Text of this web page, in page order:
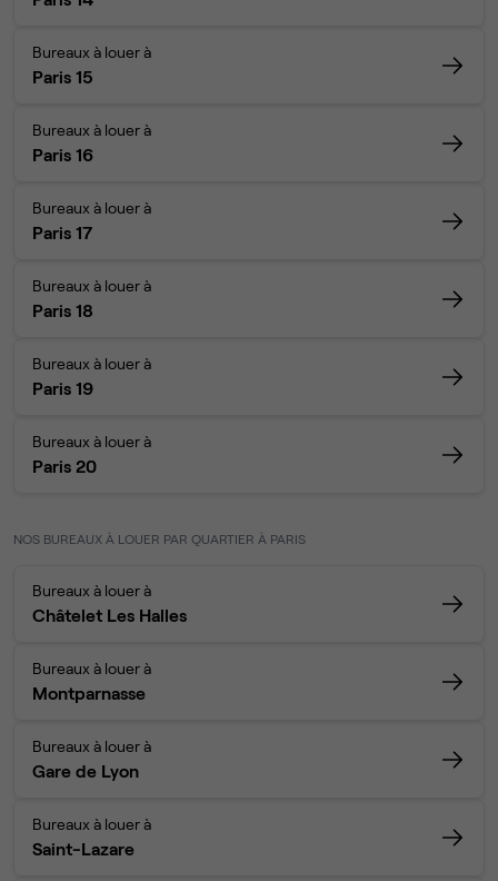
Bureaux à louer à
Paris 15
Bureaux à louer à
Paris 16
Bureaux à louer à
Paris 17
Bureaux à louer à
Paris 18
Bureaux à louer à
Paris 19
Bureaux à louer à
Paris 20
NOS BUREAUX À LOUER PAR QUARTIER À PARIS
Bureaux à louer à
Châtelet Les Halles
Bureaux à louer à
Montparnasse
Bureaux à louer à
Gare de Lyon
Bureaux à louer à
Saint-Lazare